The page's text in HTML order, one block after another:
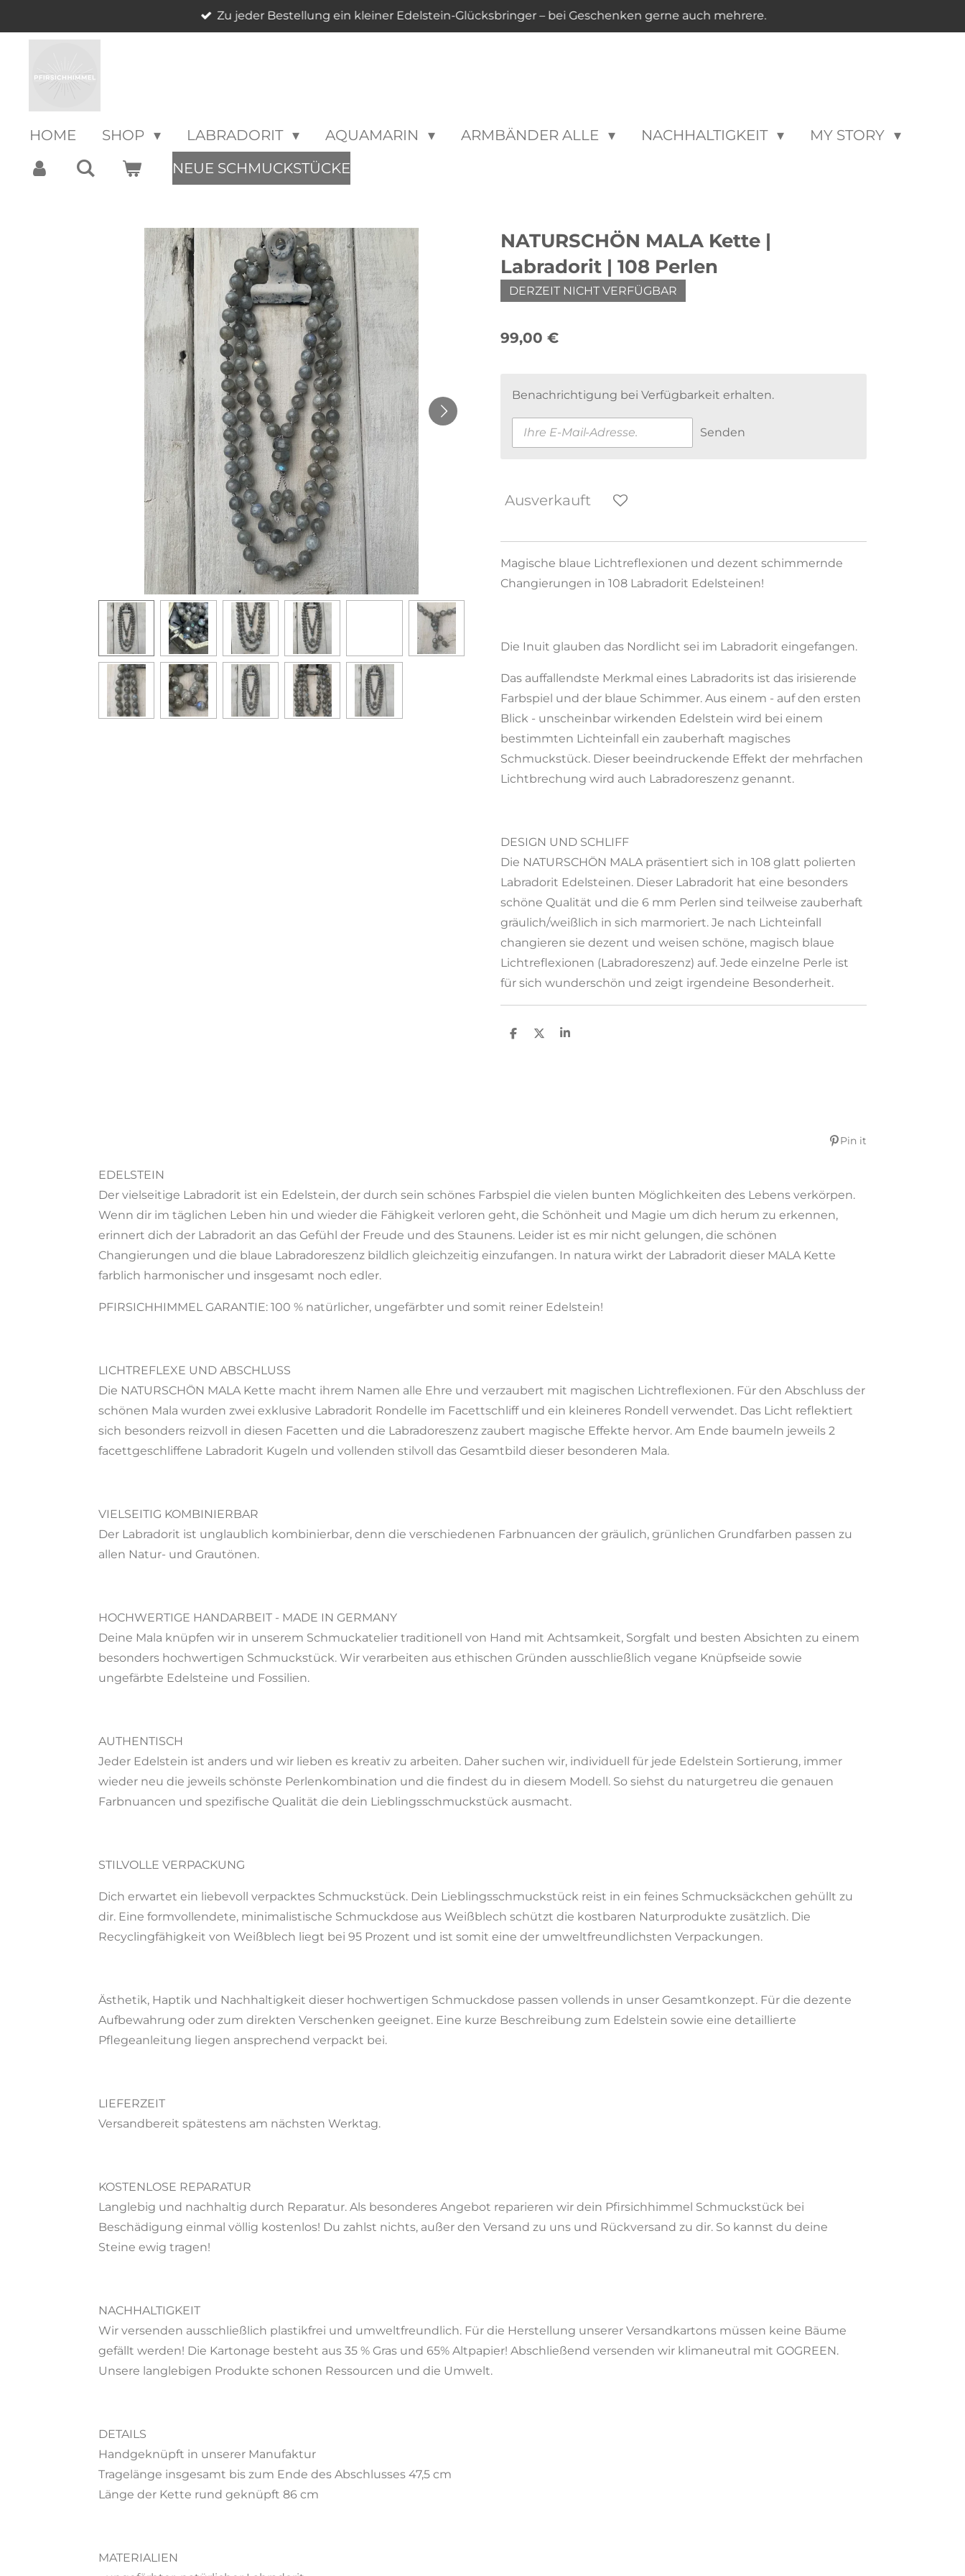
Hauptinhalt
Zu jeder Bestellung ein kleiner Edelstein-Glücksbringer – bei Geschenken gerne auch mehrere.
HOME SHOP LABRADORIT AQUAMARIN ARMBÄNDER ALLE NACHHALTIGKEIT
MY STORY
NEUE SCHMUCKSTÜCKE
NATURSCHÖN MALA Kette |
Labradorit | 108 Perlen
DERZEIT NICHT VERFÜGBAR
99,00 €
Benachrichtigung bei Verfügbarkeit erhalten.
Senden
Ausverkauft
Magische blaue Lichtreflexionen und dezent schimmernde
Changierungen in 108 Labradorit Edelsteinen!
Die Inuit glauben das Nordlicht sei im Labradorit eingefangen.
Das auffallendste Merkmal eines Labradorits ist das irisierende
Farbspiel und der blaue Schimmer. Aus einem - auf den ersten
Blick - unscheinbar wirkenden Edelstein wird bei einem
bestimmten Lichteinfall ein zauberhaft magisches
Schmuckstück. Dieser beeindruckende Effekt der mehrfachen
Lichtbrechung wird auch Labradoreszenz genannt.
DESIGN UND SCHLIFF
Die NATURSCHÖN MALA präsentiert sich in 108 glatt polierten
Labradorit Edelsteinen. Dieser Labradorit hat eine besonders
schöne Qualität und die 6 mm Perlen sind teilweise zauberhaft
gräulich/weißlich in sich marmoriert. Je nach Lichteinfall
changieren sie dezent und weisen schöne, magisch blaue
Lichtreflexionen (Labradoreszenz) auf. Jede einzelne Perle ist
für sich wunderschön und zeigt irgendeine Besonderheit.
T
T
T
Pin it
EDELSTEIN
Der vielseitige Labradorit ist ein Edelstein, der durch sein schönes Farbspiel die vielen bunten Möglichkeiten des Lebens verkörpen.
Wenn dir im täglichen Leben hin und wieder die Fähigkeit verloren geht, die Schönheit und Magie um dich herum zu erkennen,
erinnert dich der Labradorit an das Gefühl der Freude und des Staunens. Leider ist es mir nicht gelungen, die schönen
Changierungen und die blaue Labradoreszenz bildlich gleichzeitig einzufangen. In natura wirkt der Labradorit dieser MALA Kette
farblich harmonischer und insgesamt noch edler.
PFIRSICHHIMMEL GARANTIE: 100 % natürlicher, ungefärbter und somit reiner Edelstein!
LICHTREFLEXE UND ABSCHLUSS
Die NATURSCHÖN MALA Kette macht ihrem Namen alle Ehre und verzaubert mit magischen Lichtreflexionen. Für den Abschluss der
schönen Mala wurden zwei exklusive Labradorit Rondelle im Facettschliff und ein kleineres Rondell verwendet. Das Licht reflektiert
sich besonders reizvoll in diesen Facetten und die Labradoreszenz zaubert magische Effekte hervor. Am Ende baumeln jeweils 2
facettgeschliffene Labradorit Kugeln und vollenden stilvoll das Gesamtbild dieser besonderen Mala.
VIELSEITIG KOMBINIERBAR
Der Labradorit ist unglaublich kombinierbar, denn die verschiedenen Farbnuancen der gräulich, grünlichen Grundfarben passen zu
allen Natur- und Grautönen.
HOCHWERTIGE HANDARBEIT - MADE IN GERMANY
Deine Mala knüpfen wir in unserem Schmuckatelier traditionell von Hand mit Achtsamkeit, Sorgfalt und besten Absichten zu einem
besonders hochwertigen Schmuckstück. Wir verarbeiten aus ethischen Gründen ausschließlich vegane Knüpfseide sowie
ungefärbte Edelsteine und Fossilien.
AUTHENTISCH
Jeder Edelstein ist anders und wir lieben es kreativ zu arbeiten. Daher suchen wir, individuell für jede Edelstein Sortierung, immer
wieder neu die jeweils schönste Perlenkombination und die findest du in diesem Modell. So siehst du naturgetreu die genauen
Farbnuancen und spezifische Qualität die dein Lieblingsschmuckstück ausmacht.
STILVOLLE VERPACKUNG
Dich erwartet ein liebevoll verpacktes Schmuckstück. Dein Lieblingsschmuckstück reist in ein feines Schmucksäckchen gehüllt zu
dir. Eine formvollendete, minimalistische Schmuckdose aus Weißblech schützt die kostbaren Naturprodukte zusätzlich. Die
Recyclingfähigkeit von Weißblech liegt bei 95 Prozent und ist somit eine der umweltfreundlichsten Verpackungen.
Ästhetik, Haptik und Nachhaltigkeit dieser hochwertigen Schmuckdose passen vollends in unser Gesamtkonzept. Für die dezente
Aufbewahrung oder zum direkten Verschenken geeignet. Eine kurze Beschreibung zum Edelstein sowie eine detaillierte
Pflegeanleitung liegen ansprechend verpackt bei.
LIEFERZEIT
Versandbereit spätestens am nächsten Werktag.
KOSTENLOSE REPARATUR
Langlebig und nachhaltig durch Reparatur. Als besonderes Angebot reparieren wir dein Pfirsichhimmel Schmuckstück bei
Beschädigung einmal völlig kostenlos! Du zahlst nichts, außer den Versand zu uns und Rückversand zu dir. So kannst du deine
Steine ewig tragen!
NACHHALTIGKEIT
Wir versenden ausschließlich plastikfrei und umweltfreundlich. Für die Herstellung unserer Versandkartons müssen keine Bäume
gefällt werden! Die Kartonage besteht aus 35 % Gras und 65% Altpapier! Abschließend versenden wir klimaneutral mit GOGREEN.
Unsere langlebigen Produkte schonen Ressourcen und die Umwelt.
DETAILS
Handgeknüpft in unserer Manufaktur
Tragelänge insgesamt bis zum Ende des Abschlusses 47,5 cm
Länge der Kette rund geknüpft 86 cm
MATERIALIEN